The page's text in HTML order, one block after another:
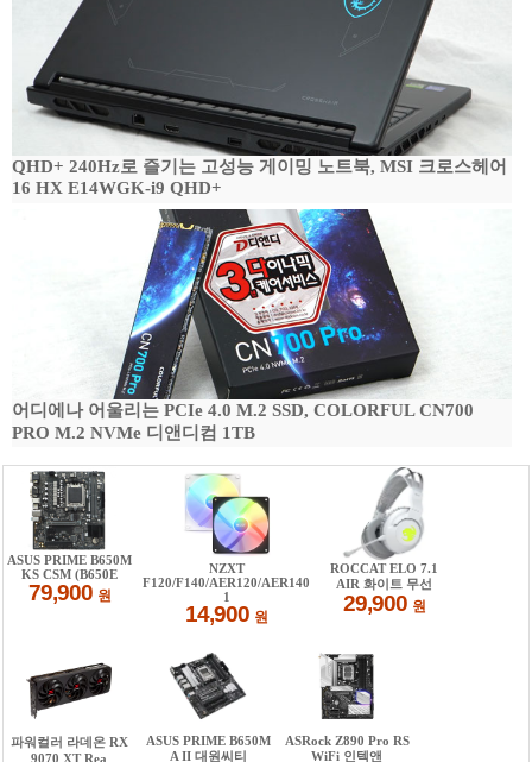
QHD+ 240Hz로 즐기는 고성능 게이밍 노트북, MSI 크로스헤어
16 HX E14WGK-i9 QHD+
어디에나 어울리는 PCIe 4.0 M.2 SSD, COLORFUL CN700
PRO M.2 NVMe 디앤디컴 1TB